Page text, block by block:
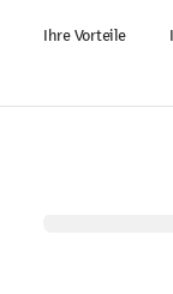
Ihre Vorteile